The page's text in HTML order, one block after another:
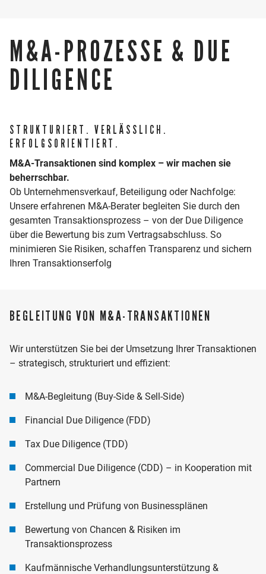
M&A-PROZESSE & DUE
DILIGENCE
STRUKTURIERT. VERLÄSSLICH.
ERFOLGSORIENTIERT.
M&A-Transaktionen sind komplex – wir machen sie
beherrschbar.
Ob Unternehmensverkauf, Beteiligung oder Nachfolge:
Unsere erfahrenen M&A-Berater begleiten Sie durch den
gesamten Transaktionsprozess – von der Due Diligence
über die Bewertung bis zum Vertragsabschluss. So
minimieren Sie Risiken, schaffen Transparenz und sichern
Ihren Transaktionserfolg
BEGLEITUNG VON M&A-TRANSAKTIONEN
Wir unterstützen Sie bei der Umsetzung Ihrer Transaktionen
– strategisch, strukturiert und effizient:
M&A-Begleitung (Buy-Side & Sell-Side)
Financial Due Diligence (FDD)
Tax Due Diligence (TDD)
Commercial Due Diligence (CDD) – in Kooperation mit
Partnern
Erstellung und Prüfung von Businessplänen
Bewertung von Chancen & Risiken im
Transaktionsprozess
Kaufmännische Verhandlungsunterstützung &
Als Mitinitiator von HWS Intelligence, der KI-Tochter
der HWS-Gruppe, treibt er insbesondere den
praxisnahen Einsatz Künstlicher Intelligenz im Finanz-
LEBENSLAUF
2009 - 2012
Studium an der Dualen Hochschule
of Arts (B.A.) (Steuern- und
Prüfungswesen)
2012 - 2017
Tätigkeit als Steuerberatungs- und
Wirtschaftsprüfungs-Assistent
2017
Bestellung zum Steuerberater
2019
Bestellung zum Wirtschaftsprüfer
seit 2019
Partner
STANDORT
ZUM STANDORT